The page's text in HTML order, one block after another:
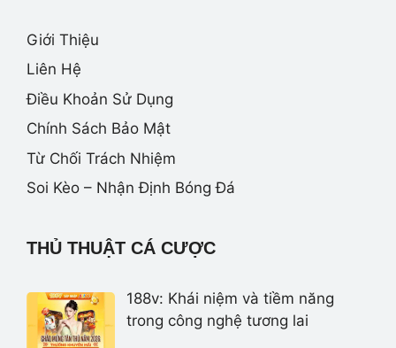
Giới Thiệu
Liên Hệ
Điều Khoản Sử Dụng
Chính Sách Bảo Mật
Từ Chối Trách Nhiệm
Soi Kèo – Nhận Định Bóng Đá
THỦ THUẬT CÁ CƯỢC
188v: Khái niệm và tiềm năng
trong công nghệ tương lai